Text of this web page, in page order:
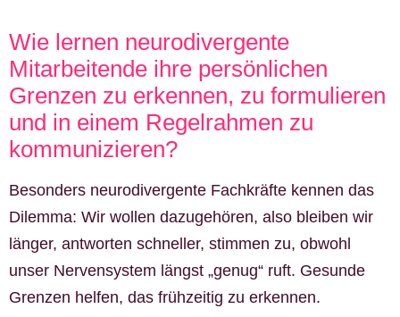
Wie lernen neurodivergente
Mitarbeitende ihre persönlichen
Grenzen zu erkennen, zu formulieren
und in einem Regelrahmen zu
kommunizieren?
Besonders neurodivergente Fachkräfte kennen das
Dilemma: Wir wollen dazugehören, also bleiben wir
länger, antworten schneller, stimmen zu, obwohl
unser Nervensystem längst „genug“ ruft. Gesunde
Grenzen helfen, das frühzeitig zu erkennen.